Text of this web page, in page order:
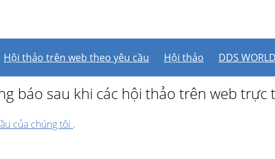
Hội thảo trên web theo yêu cầu Hội thảo DDS WORLD
thảo trên web nào
báo sau khi các hội thảo trên web trực
của chúng tôi .